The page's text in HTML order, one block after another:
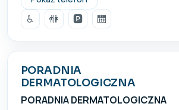
♿
🚻 🅿️ 🛗
PORADNIA
DERMATOLOGICZNA
PORADNIA DERMATOLOGICZNA